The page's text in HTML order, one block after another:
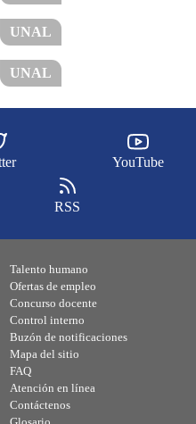
UNAL
UNAL
YouTube
RSS
Talento humano
Ofertas de empleo
Concurso docente
Control interno
Buzón de notificaciones
Mapa del sitio
FAQ
Atención en línea
Contáctenos